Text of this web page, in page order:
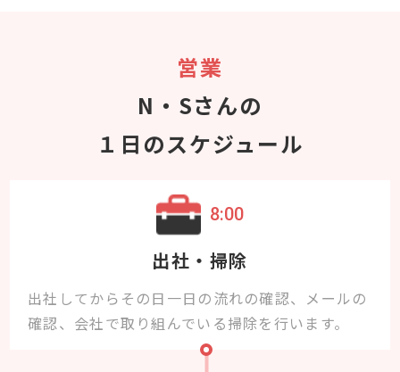
営業
N・Sさんの
１日のスケジュール
8:00
出社・掃除
出社してからその日一日の流れの確認、メールの
確認、会社で取り組んでいる掃除を行います。